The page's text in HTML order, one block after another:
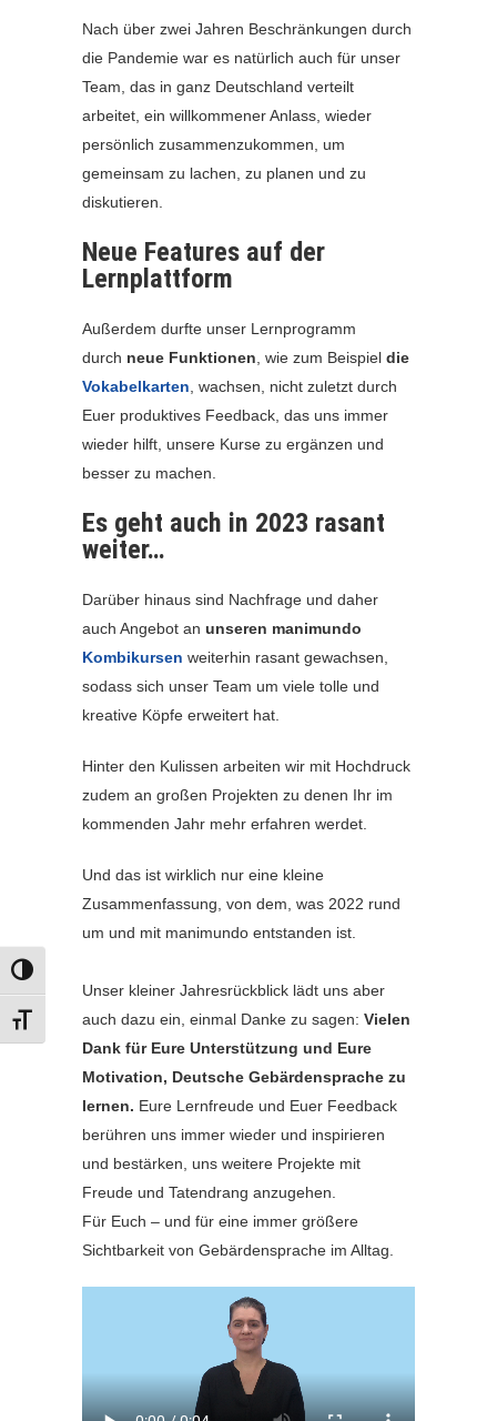
UMSCHALTEN AUF HOHE KONTRASTE
SCHRIFT VERGRÖSSERN
Nach über zwei Jahren Beschränkungen durch
die Pandemie war es natürlich auch für unser
Team, das in ganz Deutschland verteilt
arbeitet, ein willkommener Anlass, wieder
persönlich zusammenzukommen, um
gemeinsam zu lachen, zu planen und zu
diskutieren.
Neue Features auf der
Lernplattform
Außerdem durfte unser Lernprogramm
durch neue Funktionen , wie zum Beispiel die
Vokabelkarten , wachsen, nicht zuletzt durch
Euer produktives Feedback, das uns immer
wieder hilft, unsere Kurse zu ergänzen und
besser zu machen.
Es geht auch in 2023 rasant
weiter…
Darüber hinaus sind Nachfrage und daher
auch Angebot an unseren manimundo
Kombikursen weiterhin rasant gewachsen,
sodass sich unser Team um viele tolle und
kreative Köpfe erweitert hat.
Hinter den Kulissen arbeiten wir mit Hochdruck
zudem an großen Projekten zu denen Ihr im
kommenden Jahr mehr erfahren werdet.
Und das ist wirklich nur eine kleine
Zusammenfassung, von dem, was 2022 rund
um und mit manimundo entstanden ist.
Unser kleiner Jahresrückblick lädt uns aber
auch dazu ein, einmal Danke zu sagen: Vielen
Dank für Eure Unterstützung und Eure
Motivation, Deutsche Gebärdensprache zu
lernen. Eure Lernfreude und Euer Feedback
berühren uns immer wieder und inspirieren
und bestärken, uns weitere Projekte mit
Freude und Tatendrang anzugehen.
Für Euch – und für eine immer größere
Sichtbarkeit von Gebärdensprache im Alltag.